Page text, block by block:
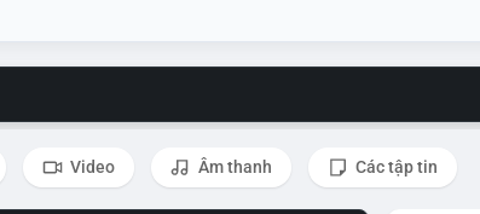
Video Âm thanh Các tập tin